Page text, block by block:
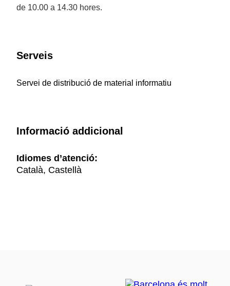
de 10.00 a 14.30 hores.
Serveis
Servei de distribució de material informatiu
Informació addicional
Idiomes d’atenció:
Català, Castellà